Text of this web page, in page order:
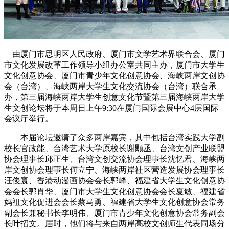
由厦门市思明区人民政府、厦门市文学艺术界联合会、厦门
市文化发展改革工作领导小组办公室共同主办，厦门市大学生
文化创意协会、厦门市青少年文化创意协会、海峡两岸文创协
会（台湾）、海峡两岸大学生文化交流协会（台湾）联合承
办，第三届海峡两岸大学生创意文化节暨第三届海峡两岸大学
生文创论坛将于本周日上午9:30在厦门国际会展中心4层国际
会议厅举行。
本届论坛邀请了众多两岸嘉宾，其中包括台湾实践大学副
校长官政能、台湾艺术大学原校长谢颙丞、台湾文创产业联盟
协会理事长邱正生、台湾文创交流协会理事长沈忆君、海峡两
岸文创协会理事长何立宁、海峡两岸社区营造发展协会理事长
汪俊寰、香港动漫画协会会长郭峰、福建省大学生文化创意协
会会长郭肖华、厦门市大学生文化创意协会会长夏敏、福建省
妈祖文化促进会会长蔡马勇、福建省大学生文化创意协会常务
副会长兼秘书长李明伟、厦门市青少年文化创意协会常务副会
长叶招文。届时，他们将与来自两岸高校文创师生代表同场分